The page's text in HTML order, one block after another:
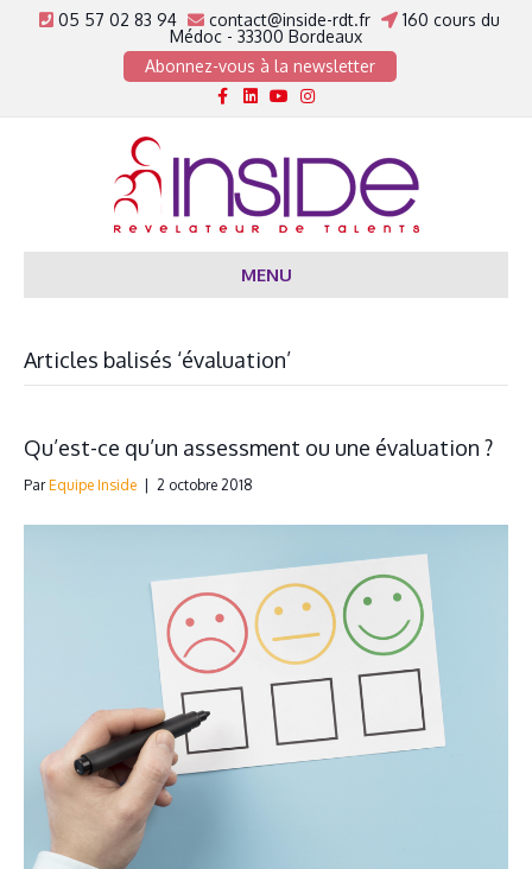
05 57 02 83 94 contact@inside-rdt.fr
160 cours du
Médoc - 33300 Bordeaux
Abonnez-vous à la newsletter
Facebook
LinkedinYoutube
Instagram
MENU
Articles balisés ‘évaluation’
Qu’est-ce qu’un assessment ou une évaluation ?
ParEquipe Inside 2 octobre 2018